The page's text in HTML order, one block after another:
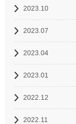
2023.10
2023.07
2023.04
2023.01
2022.12
2022.11